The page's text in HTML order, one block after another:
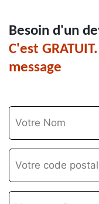
Besoin d'un
C'est
message